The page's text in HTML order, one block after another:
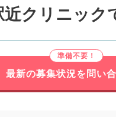
リニック
最新の募集状況を問い